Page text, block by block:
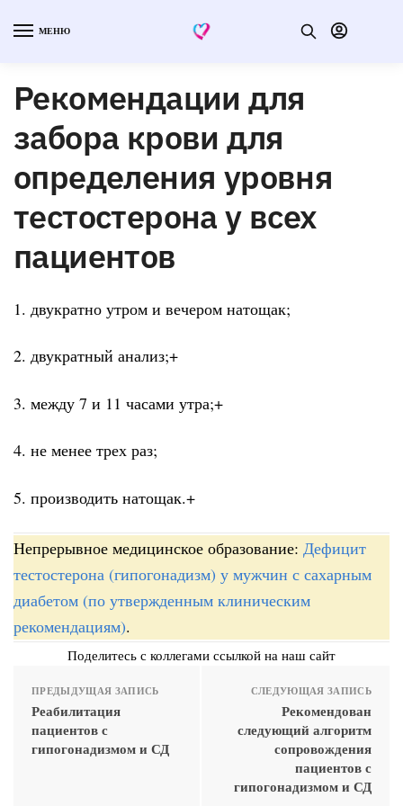
МЕНЮ
Рекомендации для
забора крови для
определения уровня
тестостерона у всех
пациентов
1. двукратно утром и вечером натощак;
2. двукратный анализ;+
3. между 7 и 11 часами утра;+
4. не менее трех раз;
5. производить натощак.+
Непрерывное медицинское образование: Дефицит
тестостерона (гипогонадизм) у мужчин с сахарным
диабетом (по утвержденным клиническим
рекомендациям).
Поделитесь с коллегами ссылкой на наш сайт
ПРЕДЫДУЩАЯ ЗАПИСЬ
Реабилитация
пациентов с
гипогонадизмом и СД
СЛЕДУЮЩАЯ ЗАПИСЬ
Рекомендован
следующий алгоритм
сопровождения
пациентов с
гипогонадизмом и СД